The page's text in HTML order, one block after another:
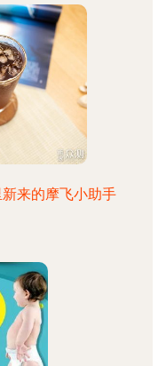
来的摩飞小助手